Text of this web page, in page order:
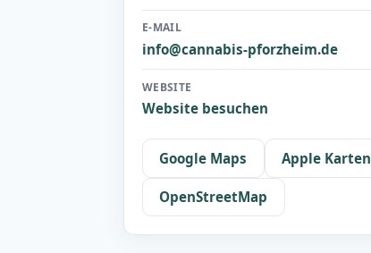
E-MAIL
info@cannabis-pforzheim.de
WEBSITE
Website besuchen
Google Maps Apple Karten
OpenStreetMap